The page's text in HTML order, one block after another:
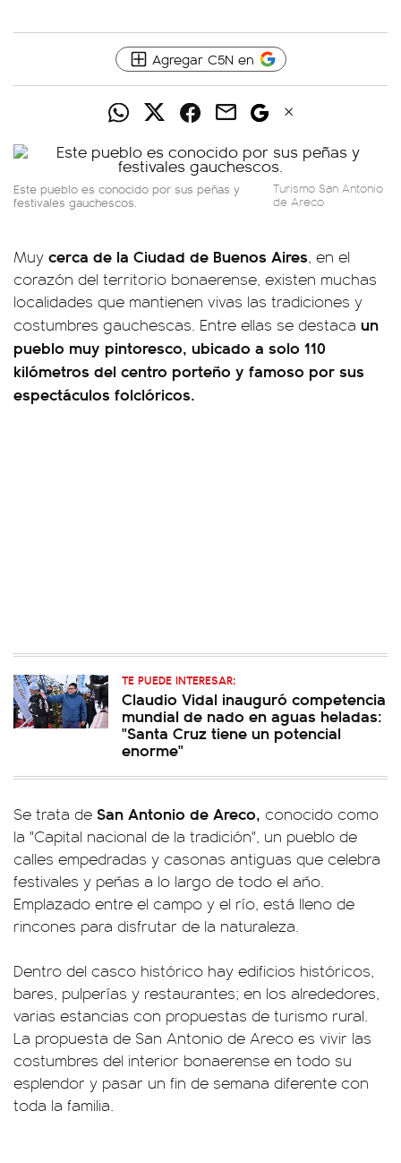
Agregar C5N en
Este pueblo es conocido por sus peñas y
festivales gauchescos.
Turismo San Antonio
de Areco
Muy cerca de la Ciudad de Buenos Aires, en el
corazón del territorio bonaerense, existen muchas
localidades que mantienen vivas las tradiciones y
costumbres gauchescas. Entre ellas se destaca un
pueblo muy pintoresco, ubicado a solo 110
kilómetros del centro porteño y famoso por sus
espectáculos folclóricos.
TE PUEDE INTERESAR:
Claudio Vidal inauguró competencia
mundial de nado en aguas heladas:
"Santa Cruz tiene un potencial
enorme"
Se trata de San Antonio de Areco, conocido como
la "Capital nacional de la tradición", un pueblo de
calles empedradas y casonas antiguas que celebra
festivales y peñas a lo largo de todo el año.
Emplazado entre el campo y el río, está lleno de
rincones para disfrutar de la naturaleza.
Dentro del casco histórico hay edificios históricos,
bares, pulperías y restaurantes; en los alrededores,
varias estancias con propuestas de turismo rural.
La propuesta de San Antonio de Areco es vivir las
costumbres del interior bonaerense en todo su
esplendor y pasar un fin de semana diferente con
toda la familia.